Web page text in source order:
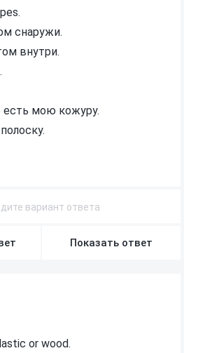
снаружи.
внутри.
мою кожуру.
Показать ответ
or wood.